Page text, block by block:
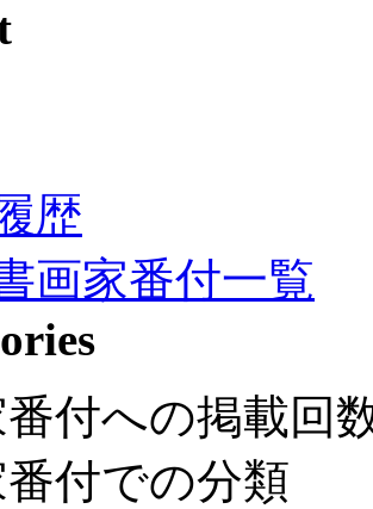
歴
画家番付一覧
付への掲載回
付での分類